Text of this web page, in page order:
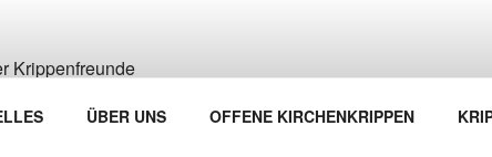
ÜBER UNS OFFENE KIRCHENKRIPPEN